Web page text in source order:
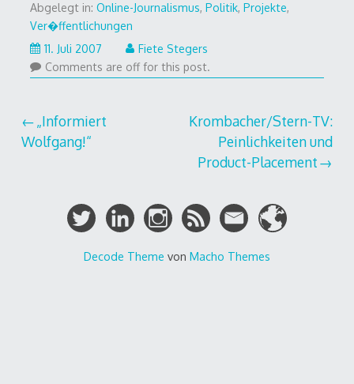
Abgelegt in: Online-Journalismus, Politik, Projekte,
Ver�ffentlichungen
11. Juli 200716.
Juli
Fiete Stegers
Comments are off for this post.
Beitragsnavigation
„Informiert
Wolfgang!“
Krombacher/Stern-TV:
Peinlichkeiten und
Product-Placement
Decode Theme von Macho Themes